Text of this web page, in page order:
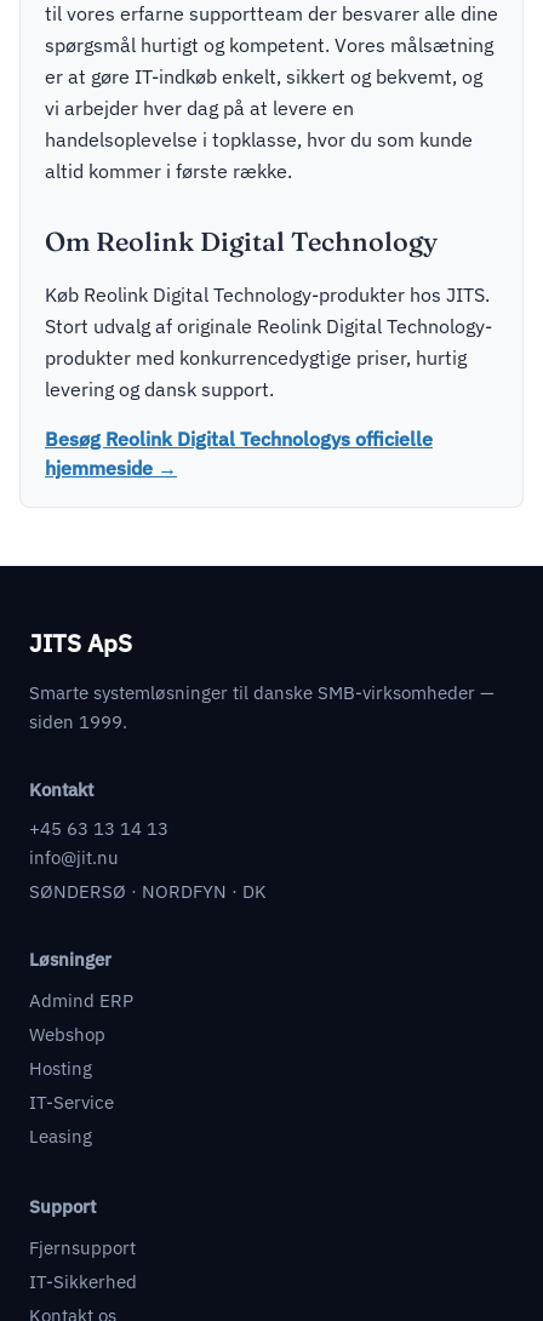
til vores erfarne supportteam der besvarer alle dine
spørgsmål hurtigt og kompetent. Vores målsætning
er at gøre IT-indkøb enkelt, sikkert og bekvemt, og
vi arbejder hver dag på at levere en
handelsoplevelse i topklasse, hvor du som kunde
altid kommer i første række.
Om Reolink Digital Technology
Køb Reolink Digital Technology-produkter hos JITS.
Stort udvalg af originale Reolink Digital Technology-
produkter med konkurrencedygtige priser, hurtig
levering og dansk support.
Besøg Reolink Digital Technologys officielle
hjemmeside →
JITS ApS
Smarte systemløsninger til danske SMB-virksomheder —
siden 1999.
Kontakt
+45 63 13 14 13
info@jit.nu
SØNDERSØ · NORDFYN · DK
Løsninger
Admind ERP
Webshop
Hosting
IT-Service
Leasing
Support
Fjernsupport
IT-Sikkerhed
Kontakt os